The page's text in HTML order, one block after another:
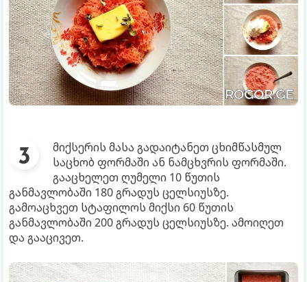
მიქსერის მასა გადაიტანეთ ცხიმწასმულ
საცხობ ფორმაში ან ნამცხვრის ფორმაში.
გააცხელეთ ღუმელი 10 წუთის
განმავლობაში 180 გრადუს ცელსიუსზე.
გამოაცხვეთ სტაფილოს მიქსი 60 წუთის
განმავლობაში 200 გრადუს ცელსიუსზე. ამოიღეთ
და გააცივეთ.